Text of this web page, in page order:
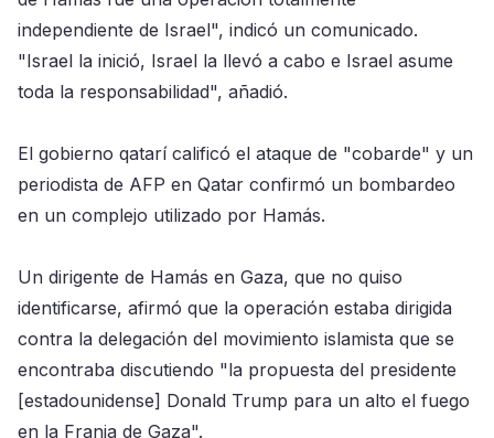
independiente de Israel", indicó un comunicado.
"Israel la inició, Israel la llevó a cabo e Israel asume
toda la responsabilidad", añadió.
El gobierno qatarí calificó el ataque de "cobarde" y un
periodista de AFP en Qatar confirmó un bombardeo
en un complejo utilizado por Hamás.
Un dirigente de Hamás en Gaza, que no quiso
identificarse, afirmó que la operación estaba dirigida
contra la delegación del movimiento islamista que se
encontraba discutiendo "la propuesta del presidente
[estadounidense] Donald Trump para un alto el fuego
en la Franja de Gaza".